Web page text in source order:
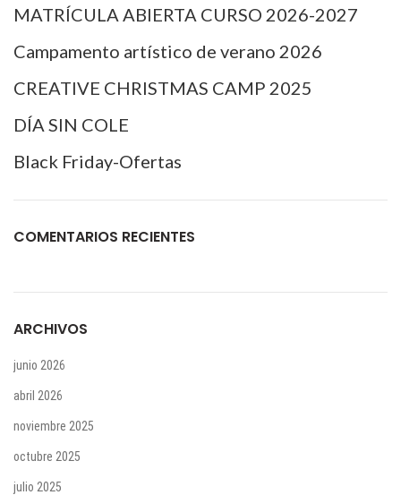
MATRÍCULA ABIERTA CURSO 2026-2027
Campamento artístico de verano 2026
CREATIVE CHRISTMAS CAMP 2025
DÍA SIN COLE
Black Friday-Ofertas
COMENTARIOS RECIENTES
ARCHIVOS
junio 2026
abril 2026
noviembre 2025
octubre 2025
julio 2025